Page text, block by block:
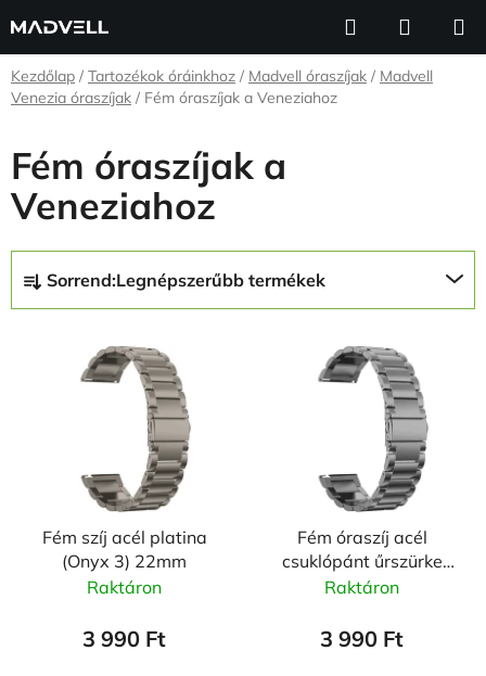
fő
tartalomhoz
KeresésKOSÁR
Kezdőlap / Tartozékok óráinkhoz / Madvell óraszíjak / Madvell
Venezia óraszíjak / Fém óraszíjak a Veneziahoz
Fém óraszíjak a
Veneziahoz
r
Sorrend:Legnépszerűbb termékek
Fém szíj acél platina
(Onyx 3) 22mm
Raktáron
3 990 Ft
Fém óraszíj acél
csuklópánt űrszürke
(Horizon 2) 22mm
Raktáron
3 990 Ft